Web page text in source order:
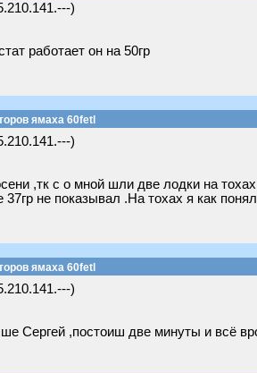
)
работает он на 50гр
ямаха 60fetl
)
,тк с о мной шли две лодки на
не показывал .На тохах я как понял
ямаха 60fetl
)
Сергей ,постоиш две минуты и всё